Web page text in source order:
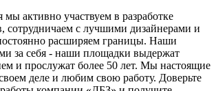
активно участвуем в разработке
сотрудничаем с лучшими дизайнерами и
расширяем границы. Наши
за себя - наши площадки выдержат
и прослужат более 50 лет. Мы настоящие
деле и любим свою работу. Доверьте